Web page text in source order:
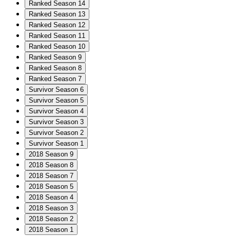
Ranked Season 14
Ranked Season 13
Ranked Season 12
Ranked Season 11
Ranked Season 10
Ranked Season 9
Ranked Season 8
Ranked Season 7
Survivor Season 6
Survivor Season 5
Survivor Season 4
Survivor Season 3
Survivor Season 2
Survivor Season 1
2018 Season 9
2018 Season 8
2018 Season 7
2018 Season 5
2018 Season 4
2018 Season 3
2018 Season 2
2018 Season 1